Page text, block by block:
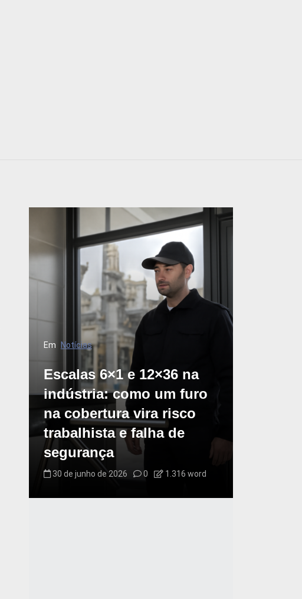
Em Notícias
Escalas 6×1 e 12×36 na
indústria: como um furo
na cobertura vira risco
trabalhista e falha de
segurança
30 de junho de 2026 0 1.316 word